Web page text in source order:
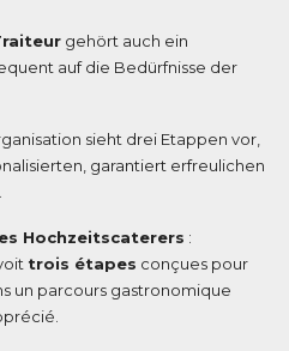
gehört auch ein
auf die Bedürfnisse der
sieht drei Etappen vor,
garantiert erfreulichen
Hochzeitscaterers :
trois étapes conçues pour
un parcours gastronomique